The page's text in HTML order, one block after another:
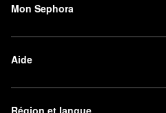
Mon Sephora
Aide
Région et langue